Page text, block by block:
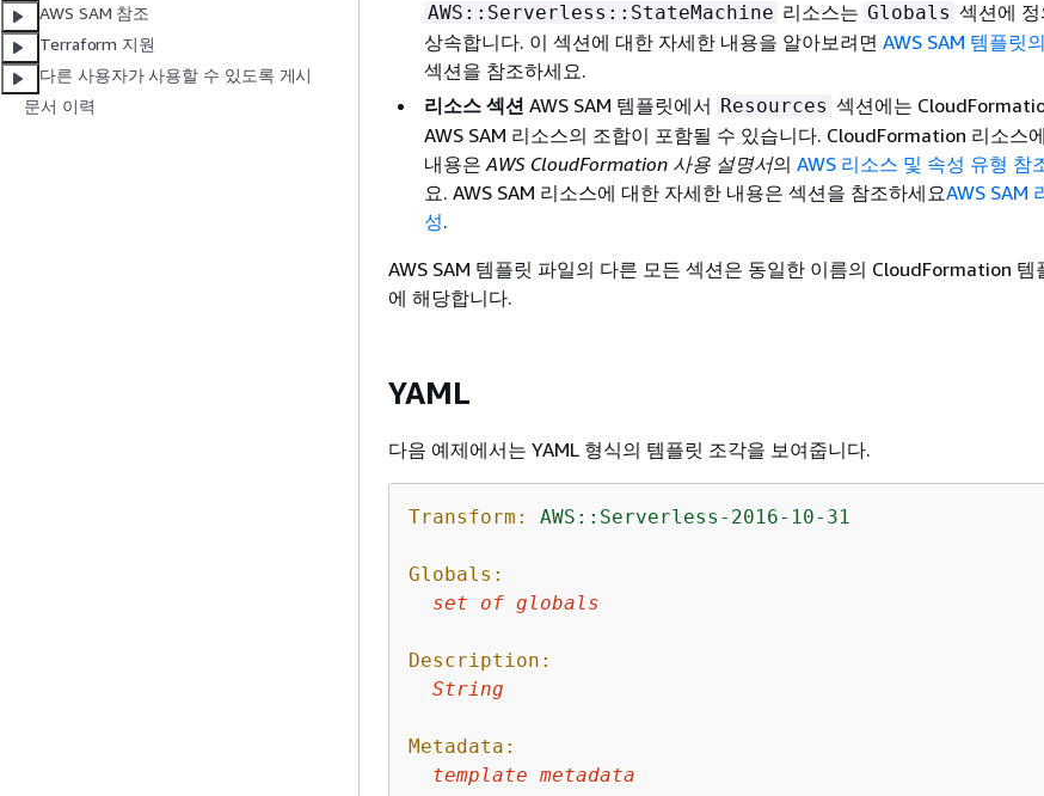
AWS SAM 참조
Terraform 지원
다른 사용자가 사용할 수 있도록 게시
문서 이력
AWS::Serverless::StateMachine 리소스는 Globals 섹션에
상속합니다. 이 섹션에 대한 자세한 내용을 알아보려면 AWS SAM 템플릿
섹션을 참조하세요.
리소스 섹션 AWS SAM 템플릿에서 Resources 섹션에는
AWS SAM 리소스의 조합이 포함될 수 있습니다. CloudFormation 리소스
내용은AWS CloudFormation 사용 설명서의 AWS 리소스 및 속성 유형 참
요. AWS SAM 리소스에 대한 자세한 내용은 섹션을 참조하세요AWS SAM
성.
AWS SAM 템플릿 파일의 다른 모든 섹션은 동일한 이름의 CloudFormation 템
에 해당합니다.
YAML
다음 예제에서는 YAML 형식의 템플릿 조각을 보여줍니다.
Transform: AWS::Serverless-2016-10-31
Globals:
set
of globals
Description:
String
Metadata:
template metadata